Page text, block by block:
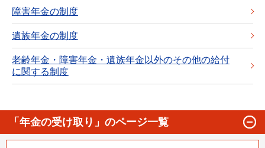
障害年金の制度
遺族年金の制度
老齢年金・障害年金・遺族年金以外のその他の給付
に関する制度
「年金の受け取り」のページ一覧